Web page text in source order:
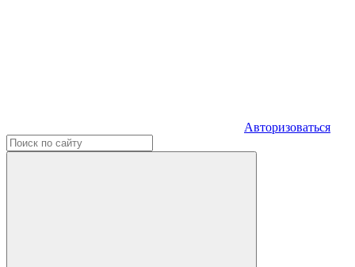
Авторизоваться